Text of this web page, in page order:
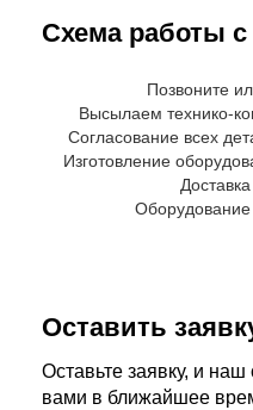
Схема работы
Позвоните
Высылаем технико-
Согласование всех
Изготовление
Оставить
Оставьте заявку, и
вами в ближайшее